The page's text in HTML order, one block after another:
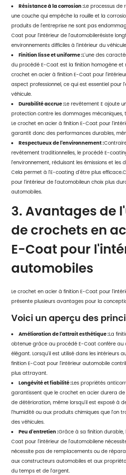
Résistance à la corrosion :Le processus
une couche qui empêche la rouille et la
produits de l'entreprise ne sont pas
Coat pour l'intérieur de l'automobilerésiste
environnements difficiles à l'intérieur du
Finition lisse et uniforme :L'une des
du procédé E-Coat est la finition homogène et
crochet en acier à finition E-Coat pour
aspect professionnel, ce qui est essentiel pour
véhicule.
Durabilité accrue :Le revêtement E ajoute
protection contre les dommages mécaniques,
Le crochet en acier à finition E-Coat pour
garantit donc des performances durables,
Respectueux de l'environnement :
revêtement traditionnelles, le procédé E-
l'environnement, réduisant les émissions et
Cela permet à l'E-coating d'être plus efficace.
pour l'intérieur de l'automobileun choix plus
automobiles.
3. Avantages de
de crochets en
E-Coat pour
automobiles
Le crochet en acier à finition E-Coat pour
présente plusieurs avantages pour la
Voici un aperçu des
Amélioration de l'attrait esthétique :La
obtenue grâce au procédé E-Coat confère
élégant. Lorsqu'il est utilisé dans les intérieurs
finition E-Coat pour l'intérieur automobile
plus attrayant.
Longévité et fiabilité :Les propriétés
garantissent que le crochet en acier durera
de détérioration, même lorsqu'il est exposé à
l'humidité ou aux produits chimiques que l'on
des véhicules.
Peu d'entretien :Grâce à sa finition durable,
Coat pour l'intérieur de l'automobilene
nécessite pas de remplacements ou de
aux constructeurs automobiles et aux
du temps et de l'argent.